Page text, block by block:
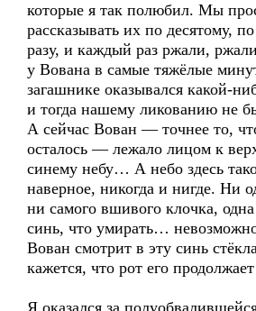
которые я так полюбил. Мы
рассказывать их по десятому,
разу, и каждый раз ржали,
у Вована в самые тяжёлые
загашнике оказывался какой-
и тогда нашему ликованию не
А сейчас Вован — точнее то,
осталось — лежало лицом к
синему небу… А небо здесь
наверное, никогда и нигде. Ни
ни самого вшивого клочка,
синь, что умирать…
Вован смотрит в эту синь
кажется, что рот его
Я оказался за